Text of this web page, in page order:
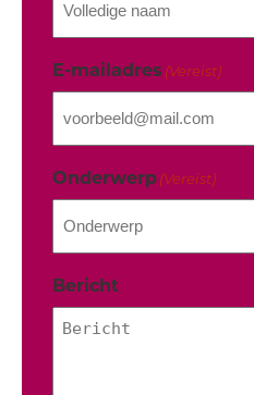
E-mailadres (Vereist)
Onderwerp(Vereist)
Bericht